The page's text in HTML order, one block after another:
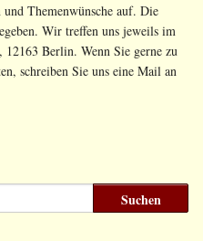
Themenwünsche auf. Die
Wir treffen uns jeweils im
Berlin. Wenn Sie gerne zu
schreiben Sie uns eine Mail an